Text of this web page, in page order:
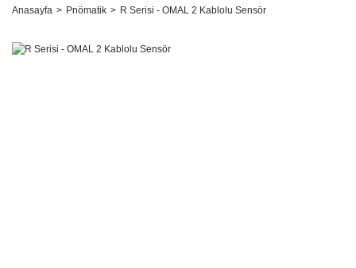
Anasayfa Pnömatik R Serisi - OMAL 2 Kablolu Sensör